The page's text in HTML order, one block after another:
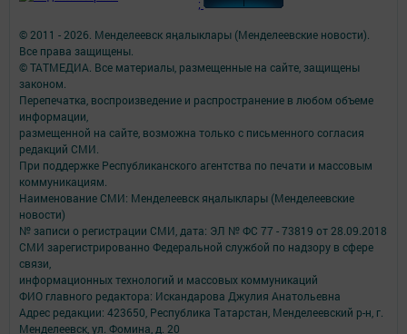
© 2011 - 2026. Менделеевск яӊалыклары (Менделеевские новости).
Все права защищены.
© ТАТМЕДИА. Все материалы, размещенные на сайте, защищены
законом.
Перепечатка, воспроизведение и распространение в любом объеме
информации,
размещенной на сайте, возможна только с письменного согласия
редакций СМИ.
При поддержке Республиканского агентства по печати и массовым
коммуникациям.
Наименование СМИ: Менделеевск яӊалыклары (Менделеевские
новости)
№ записи о регистрации СМИ, дата: ЭЛ № ФС 77 - 73819 от 28.09.2018
СМИ зарегистрированно Федеральной службой по надзору в сфере
связи,
информационных технологий и массовых коммуникаций
ФИО главного редактора: Искандарова Джулия Анатольевна
Адрес редакции: 423650, Республика Татарстан, Менделеевский р-н, г.
Менделеевск, ул. Фомина, д. 20
;